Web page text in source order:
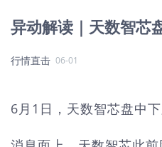
异动解读｜天数智芯
行情直击 06-01
6月1日，天数智芯盘中